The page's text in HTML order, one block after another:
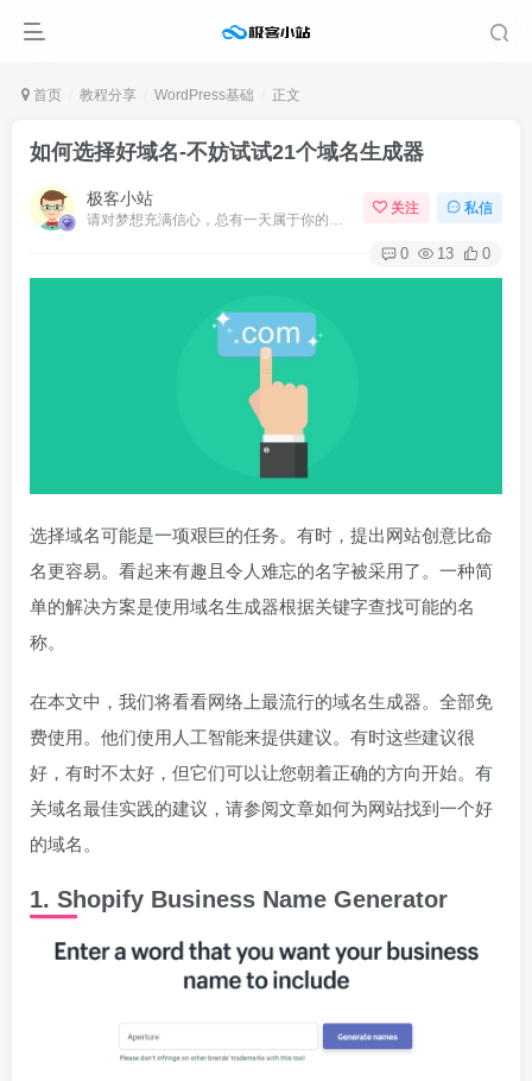
首页 教程分享 WordPress基础 正文
如何选择好域名-不妨试试21个域名生成器
极客小站 关注 私信
0 13 0
选择域名可能是一项艰巨的任务。有时，提出网站创意比命
名更容易。看起来有趣且令人难忘的名字被采用了。一种简
单的解决方案是使用域名生成器根据关键字查找可能的名
称。
在本文中，我们将看看网络上最流行的域名生成器。全部免
费使用。他们使用人工智能来提供建议。有时这些建议很
好，有时不太好，但它们可以让您朝着正确的方向开始。有
关域名最佳实践的建议，请参阅文章如何为网站找到一个好
的域名。
1. Shopify Business Name Generator